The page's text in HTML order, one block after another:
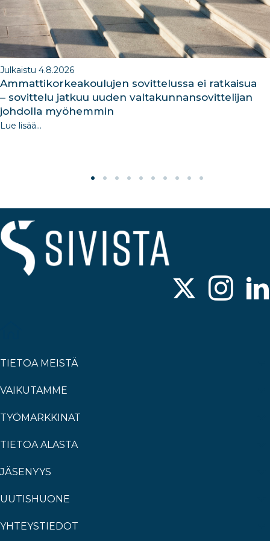
Julkaistu 4.8.2026
Ammattikorkeakoulujen sovittelussa ei ratkaisua
– sovittelu jatkuu uuden valtakunnansovittelijan
johdolla myöhemmin
Lue lisää...
TIETOA MEISTÄ
VAIKUTAMME
TYÖMARKKINAT
TIETOA ALASTA
JÄSENYYS
UUTISHUONE
YHTEYSTIEDOT